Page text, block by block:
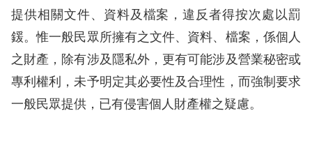
無
障
快
捷
提供相關文件、資料及檔案，違反者得按次處以罰
鍰。惟一般民眾所擁有之文件、資料、檔案，係個人
之財產，除有涉及隱私外，更有可能涉及營業秘密或
專利權利，未予明定其必要性及合理性，而強制要求
一般民眾提供，已有侵害個人財產權之疑慮。